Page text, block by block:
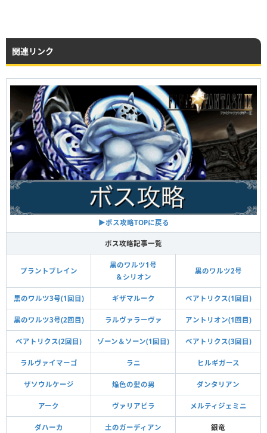
関連リンク
▶︎ボス攻略TOPに戻る
ボス攻略記事一覧
プラントブレイン
黒のワルツ1号
＆シリオン
黒のワルツ2号
黒のワルツ3号(1回目) ギザマルーク ベアトリクス(1回目)
黒のワルツ3号(2回目) ラルヴァラーヴァ アントリオン(1回目)
ベアトリクス(2回目) ゾーン＆ソーン(1回目) ベアトリクス(3回目)
ラルヴァイマーゴ ラニ ヒルギガース
ザソウルケージ 焔色の髪の男 ダンタリアン
アーク ヴァリアピラ メルティジェミニ
ダハーカ 土のガーディアン 銀竜